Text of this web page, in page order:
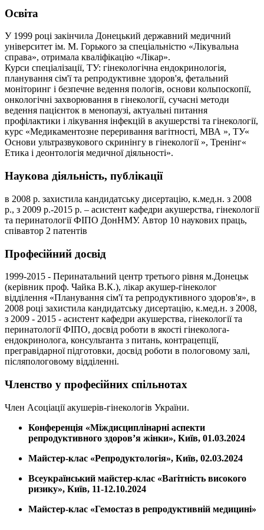
Освіта
У 1999 році закінчила Донецький державний медичний
університет ім. М. Горького за спеціальністю «Лікувальна
справа», отримала кваліфікацію «Лікар».
Курси спеціалізації, ТУ: гінекологічна ендокринологія,
планування сім'ї та репродуктивне здоров'я, фетальний
моніторинг і безпечне ведення пологів, основи кольпоскопії,
онкологічні захворювання в гінекології, сучасні методи
ведення пацієнток в менопаузі, актуальні питання
профілактики і лікування інфекцій в акушерстві та гінекології,
курс «Медикаментозне переривання вагітності, МВА », ТУ«
Основи ультразвукового скринінгу в гінекології », Тренінг«
Етика і деонтологія медичної діяльності».
Наукова діяльність, публікації
в 2008 р. захистила кандидатську дисертацію, к.мед.н. з 2008
р., з 2009 р.-2015 р. – асистент кафедри акушерства, гінекології
та перинатології ФІПО ДонНМУ. Автор 10 наукових праць,
співавтор 2 патентів
Професійний досвід
1999-2015 - Перинатальний центр третього рівня м.Донецьк
(керівник проф. Чайка В.К.), лікар акушер-гінеколог
відділення «Планування сім'ї та репродуктивного здоров'я», в
2008 році захистила кандидатську дисертацію, к.мед.н. з 2008,
з 2009 - 2015 - асистент кафедри акушерства, гінекології та
перинатології ФІПО, досвід роботи в якості гінеколога-
ендокринолога, консультанта з питань, контрацепції,
прегравідарної підготовки, досвід роботи в пологовому залі,
післяпологовому відділенні.
Членство у професійних спільнотах
Член Асоціації акушерів-гінекологів України.
Конференція «Міждисциплінарні аспекти
репродуктивного здоров’я жінки», Київ, 01.03.2024
Майстер-клас «Репродуктологія», Київ, 02.03.2024
Всеукраїнський майстер-клас «Вагітність високого
ризику», Київ, 11-12.10.2024
Майстер-клас «Гемостаз в репродуктивній медицині»